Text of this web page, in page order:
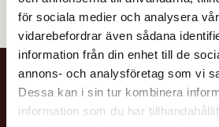
för sociala medier och analysera
vidarebefordrar även sådana
information från din enhet till de
annons- och analysföretag som vi
Dessa kan i sin tur kombinera
information som du har
NYHETSBREV